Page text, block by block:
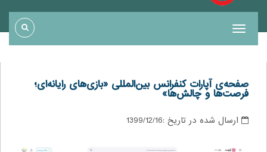
بین‌المللی «بازی‌های رایانه‌ای؛
:
1399/12/16